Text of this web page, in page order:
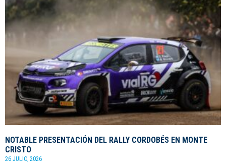
NOTABLE PRESENTACIÓN DEL RALLY CORDOBÉS EN MONTE
CRISTO
26 JULIO, 2026